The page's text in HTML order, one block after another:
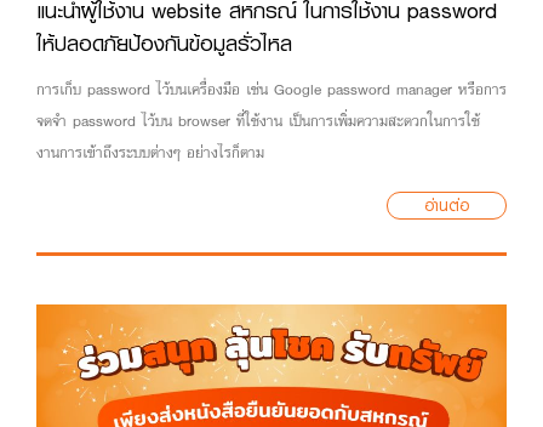
แนะนำผู้ใช้งาน website สหกรณ์ ในการใช้งาน password
ให้ปลอดภัยป้องกันข้อมูลรั่วไหล
การเก็บ password ไว้บนเครื่องมือ เช่น Google password manager หรือการ
จดจำ password ไว้บน browser ที่ใช้งาน เป็นการเพิ่มความสะดวกในการใช้
งานการเข้าถึงระบบต่างๆ อย่างไรก็ตาม
อ่านต่อ